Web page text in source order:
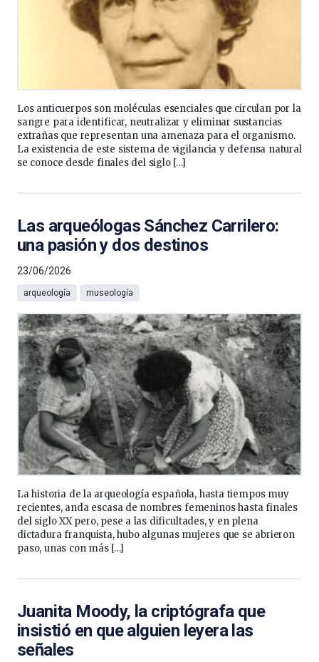
Los anticuerpos son moléculas esenciales que circulan por la
sangre para identificar, neutralizar y eliminar sustancias
extrañas que representan una amenaza para el organismo.
La existencia de este sistema de vigilancia y defensa natural
se conoce desde finales del siglo […]
Las arqueólogas Sánchez Carrilero:
una pasión y dos destinos
23/06/2026
arqueología museología
La historia de la arqueología española, hasta tiempos muy
recientes, anda escasa de nombres femeninos hasta finales
del siglo XX pero, pese a las dificultades, y en plena
dictadura franquista, hubo algunas mujeres que se abrieron
paso, unas con más […]
Juanita Moody, la criptógrafa que
insistió en que alguien leyera las
señales